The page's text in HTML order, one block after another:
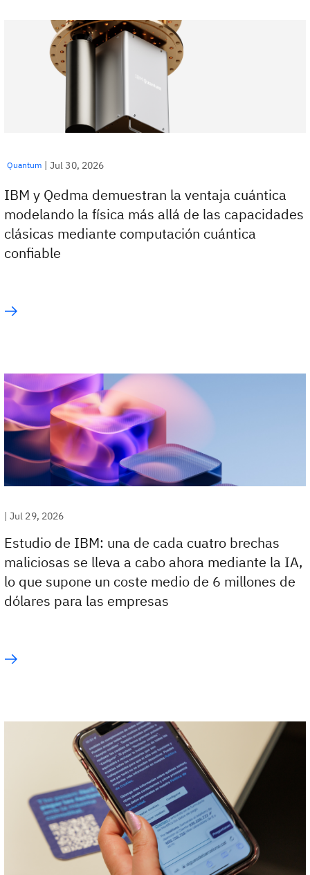
Quantum | Jul 30, 2026
IBM y Qedma demuestran la ventaja cuántica
modelando la física más allá de las capacidades
clásicas mediante computación cuántica
confiable
Jul 29, 2026
Estudio de IBM: una de cada cuatro brechas
maliciosas se lleva a cabo ahora mediante la IA,
lo que supone un coste medio de 6 millones de
dólares para las empresas